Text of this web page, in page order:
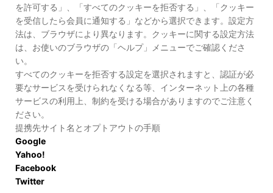
を許可する」、「すべてのクッキーを拒否する」、「クッキー
を受信したら会員に通知する」などから選択できます。設定方
法は、ブラウザにより異なります。クッキーに関する設定方法
は、お使いのブラウザの「ヘルプ」メニューでご確認くださ
い。
すべてのクッキーを拒否する設定を選択されますと、認証が必
要なサービスを受けられなくなる等、インターネット上の各種
サービスの利用上、制約を受ける場合がありますのでご注意く
ださい。
提携先サイト名とオプトアウトの手順
Google
Yahoo!
Facebook
Twitter